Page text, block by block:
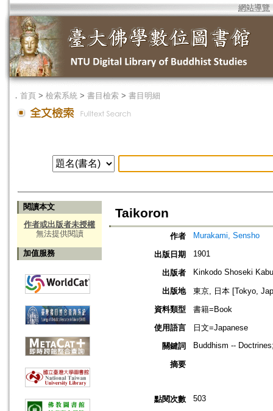
網站導覽
． 首頁 > 檢索系統 > 書目檢索 > 書目明細
閱讀本文
作者或出版者未授權
無法提供閱讀
加值服務
Taikoron
作者 Murakami, Sensho
出版日期 1901
出版者 Kinkodo Shoseki
出版地
東京, 日本 [Tokyo,
資料類型
書籍=Book
使用語言
日文=Japanese
關鍵詞
Buddhism --
摘要
點閱次數 503